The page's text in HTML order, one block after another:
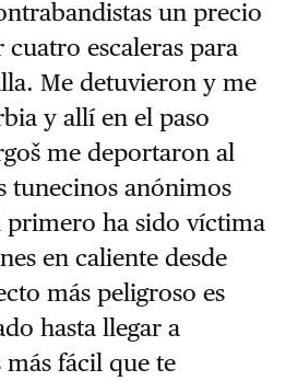
un precio
escaleras para
Me detuvieron y me
y allí en el paso
me deportaron al
tunecinos anónimos
ha sido víctima
en caliente desde
más peligroso es
hasta llegar a
más fácil que te